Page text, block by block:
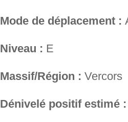
Mode de déplacement :
Niveau : E
Massif/Région : Vercors
Dénivelé positif estimé :